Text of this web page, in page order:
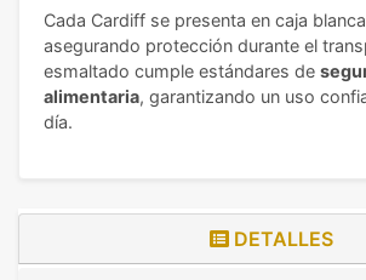
Cada Cardiff se presenta en caja
asegurando protección durante el
esmaltado cumple estándares de
alimentaria, garantizando un uso
día.
DETALLES